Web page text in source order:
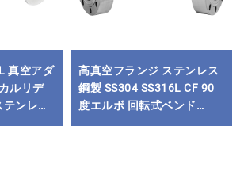
真空アダ
ルリデ
ンレス
高真空フランジ ステンレス
鋼製 SS304 SS316L CF 90
度エルボ 回転式ベンド